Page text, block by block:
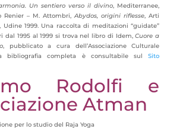
Un sentiero verso il divino, Mediterranee,
Renier – M. Attombri,Abydos, origini riflesse, Arti
Udine 1999. Una raccolta di meditazioni “guidate”
dal 1995 al 1999 si trova nel libro di Idem,Cuore a
, pubblicato a cura dell’Associazione Culturale
bibliografia completa è consultabile sulSito
Rodolfi e
Atman
per lo studio del Raja Yoga